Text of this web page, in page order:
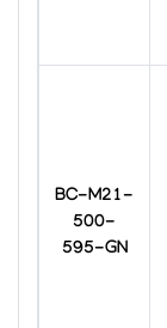
BC-M21-
500-
595-GN